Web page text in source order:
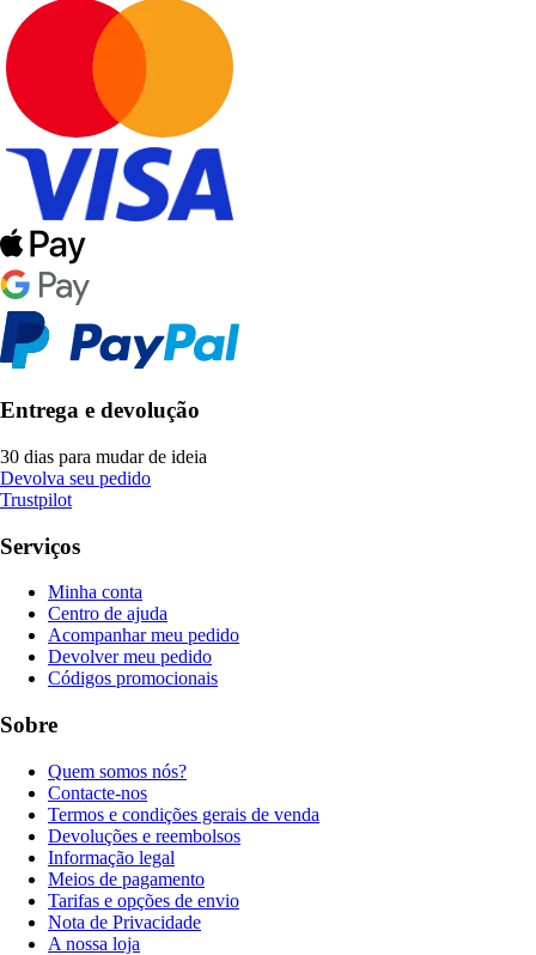
Entrega e devolução
30 dias para mudar de ideia
Devolva seu pedido
Trustpilot
Serviços
Minha conta
Centro de ajuda
Acompanhar meu pedido
Devolver meu pedido
Códigos promocionais
Sobre
Quem somos nós?
Contacte-nos
Termos e condições gerais de venda
Devoluções e reembolsos
Informação legal
Meios de pagamento
Tarifas e opções de envio
Nota de Privacidade
A nossa loja